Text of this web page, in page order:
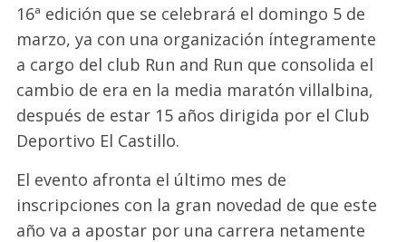
16ª edición que se celebrará el domingo 5 de
marzo, ya con una organización íntegramente
a cargo del club Run and Run que consolida el
cambio de era en la media maratónvillalbina,
después de estar 15 años dirigida por el Club
Deportivo El Castillo.
El evento afronta el último mes de
inscripciones con la gran novedad de que este
año va a apostar por una carrera netamente